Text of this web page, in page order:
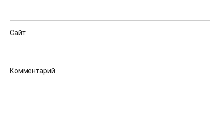
Сайт
Комментарий